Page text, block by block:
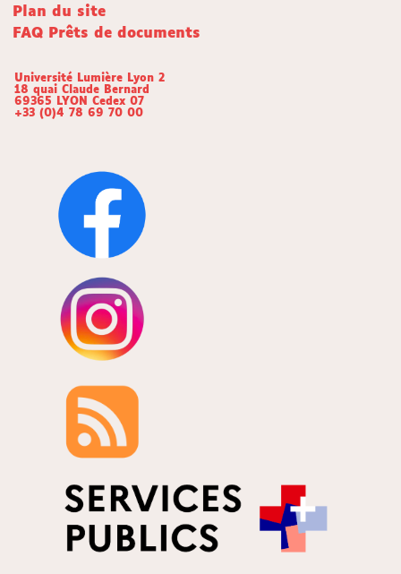
Plan du site
FAQ Prêts de documents
Université Lumière Lyon 2
18 quai Claude Bernard
69365 LYON Cedex 07
+33 (0)4 78 69 70 00